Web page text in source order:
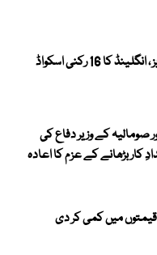
پاکستان کیخلاف ٹیسٹ سیریز ، انگلینڈ کا 16 رکنی اسکواڈ
صومالیہ کے وزیر دفاع کی
کار بڑھانے کے عزم کا اعادہ
قیمتوں میں کمی کر دی